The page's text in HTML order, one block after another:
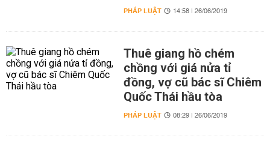
PHÁP LUẬT 14:58 | 26/06/2019
Thuê giang hồ chém
chồng với giá nửa tỉ
đồng, vợ cũ bác sĩ Chiêm
Quốc Thái hầu tòa
PHÁP LUẬT 08:29 | 26/06/2019